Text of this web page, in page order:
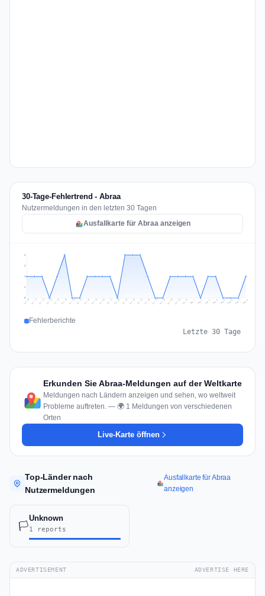
30-Tage-Fehlertrend - Abraa
Nutzermeldungen in den letzten 30 Tagen
Ausfallkarte für Abraa anzeigen
1
1
2
2
Jul 10 Jul 11 Jul 12 Jul 13 Jul 14 Jul 15 Jul 16 Jul 17 Jul 18 Jul 19 Jul 20 Jul 21 Jul 22 Jul 23 Jul 24 Jul 25 Jul 26 Jul 27 Jul 28 Jul 29 Jul 30 Jul 31 Aug 1 Aug 2 Aug 3 Aug 4 Aug 5 Aug 6 Aug 7 Aug 8
Fehlerberichte
Letzte 30 Tage
Erkunden Sie Abraa-Meldungen auf der Weltkarte
Meldungen nach Ländern anzeigen und sehen, wo weltweit
Probleme auftreten. — 🌍 1 Meldungen von verschiedenen
Orten
Live-Karte öffnen
Top-Länder nach
Nutzermeldungen
Ausfallkarte für Abraa
anzeigen
🏳️
Unknown
1 reports
ADVERTISEMENT ADVERTISE HERE